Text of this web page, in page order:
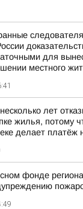
для
местного
лет
жилья, потому
делает
фонде